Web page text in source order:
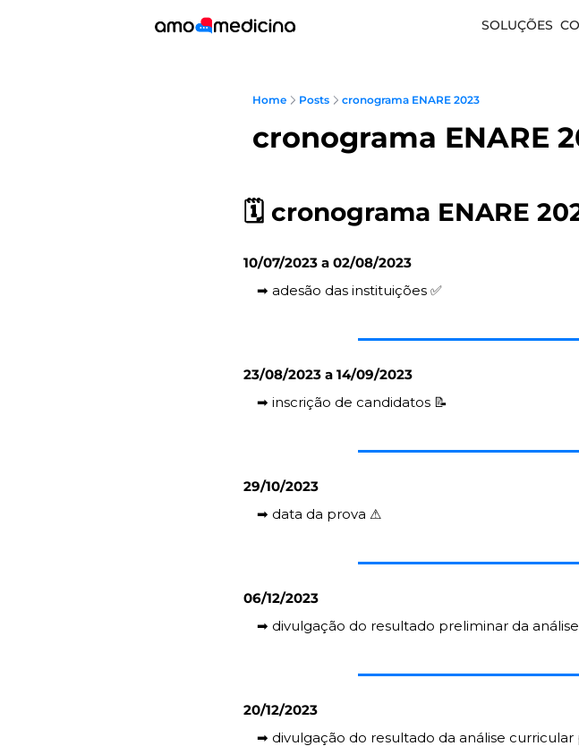
SOLUÇÕES
Home Posts cronograma ENARE 2023
cronograma ENARE
🗓️ cronograma ENARE
10/07/2023 a 02/08/2023
➡️ adesão das instituições ✅
23/08/2023 a 14/09/2023
➡️ inscrição de candidatos 📝
29/10/2023
➡️ data da prova ⚠️
06/12/2023
➡️ divulgação do resultado preliminar da
20/12/2023
➡️ divulgação do resultado da análise curricular